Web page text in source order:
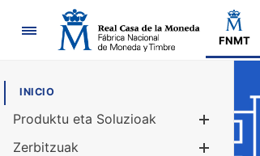
Nabigazioa
FNMT
INICIO
Produktu eta Soluzioak
Zerbitzuak